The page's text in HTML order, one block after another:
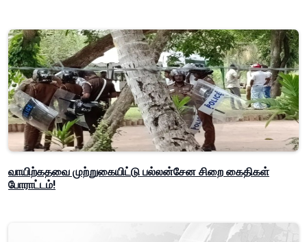
வாயிற்கதவை முற்றுகையிட்டு பல்லன்சேன சிறை கைதிகள்
போராட்டம்!